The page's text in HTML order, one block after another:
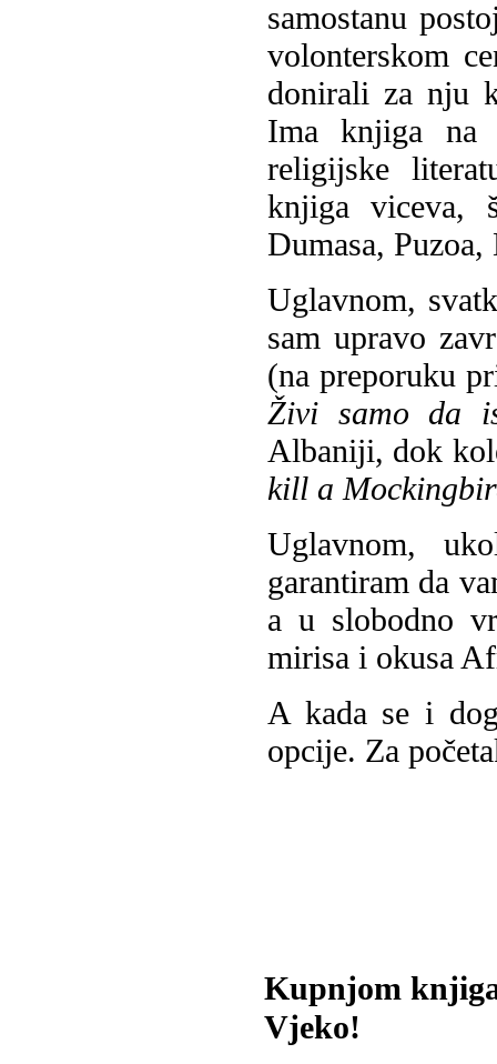
samostanu
volonterskom
donirali za nju
Ima knjiga na
religijske
knjiga viceva,
Dumasa,
Uglavnom,
sam upravo
(na preporuku
Živi samo da
Albaniji, dok
kill a
Uglavnom,
garantiram da
a u slobodno
mirisa i okusa
A kada se i
opcije. Za
Kupnjom
Vjeko!